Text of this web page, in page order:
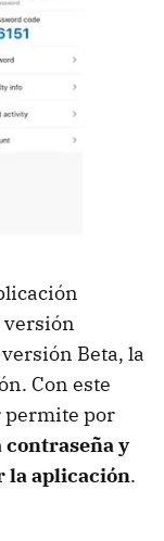
versión
Beta, la
Con este
permite por
contraseña y
la aplicación.